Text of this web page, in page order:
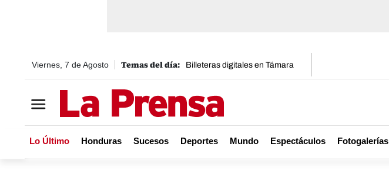
Viernes, 7 de Agosto Billeteras digitales en Támara
Lo Último Honduras Sucesos Deportes Mundo Espectáculos Fotogalerías